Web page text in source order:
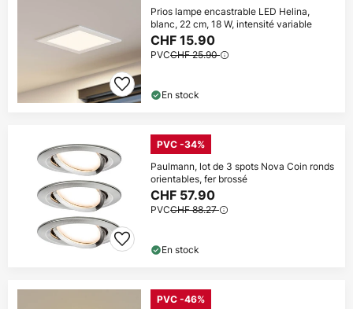
Prios lampe encastrable LED Helina,
blanc, 22 cm, 18 W, intensité variable
CHF 15.90
PVCCHF 25.90
En stock
PVC -34%
Paulmann, lot de 3 spots Nova Coin ronds
orientables, fer brossé
CHF 57.90
PVCCHF 88.27
En stock
PVC -46%